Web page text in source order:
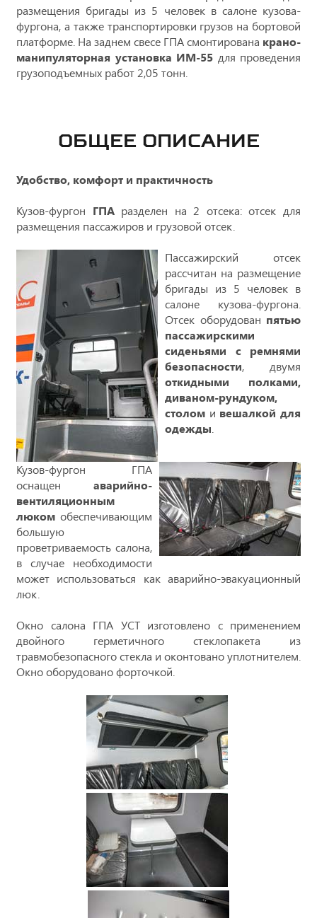
размещения бригады из 5 человек в салоне кузова-
фургона, а также транспортировки грузов на бортовой
платформе. На заднем свесе ГПА смонтирована крано-
манипуляторная установка ИМ-55 для проведения
грузоподъемных работ 2,05 тонн.
ОБЩЕЕ ОПИСАНИЕ
Удобство, комфорт и практичность
Кузов-фургон ГПАразделен на 2 отсека: отсек для
размещения пассажиров и грузовой отсек.
Пассажирский отсек
рассчитан на размещение
бригады из 5 человек в
салоне кузова-фургона.
Отсек оборудован пятью
пассажирскими
сиденьями с ремнями
безопасности, двумя
откидными полками,
диваном-рундуком,
столом и вешалкой для
одежды
Кузов-фургон ГПА
оснащен аварийно-
вентиляционным
люком обеспечивающим
большую
проветриваемость салона,
в случае необходимости
может использоваться как аварийно-эвакуационный
люк.
Окно салона ГПА УСТ изготовлено с применением
двойного герметичного стеклопакета из
травмобезопасного стекла и оконтовано уплотнителем.
Окно оборудовано форточкой.